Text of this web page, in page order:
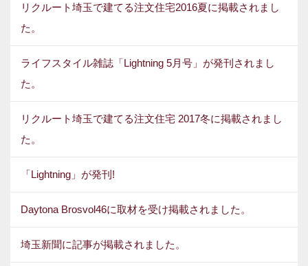
リクルート埼玉で建てる注文住宅2016夏に掲載されまし
た。
ライフスタイル雑誌「Lightning 5月号」が発刊されまし
た。
リクルート埼玉で建てる注文住宅 2017冬に掲載されまし
た。
「Lightning」が発刊!
Daytona Brosvol46に取材を受け掲載されました。
埼玉新聞に記事が掲載されました。